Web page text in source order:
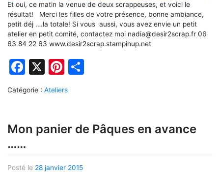
Et oui, ce matin la venue de deux scrappeuses, et voici le
résultat! Merci les filles de votre présence, bonne ambiance,
petit déj ….la totale! Si vous aussi, vous avez envie un petit
atelier en petit comité, contactez moi nadia@desir2scrap.fr 06
63 84 22 63 www.desir2scrap.stampinup.net
Facebook
X Pinterest
Catégorie : Ateliers
Mon panier de Pâques en avance
……
Posté le 28 janvier 2015